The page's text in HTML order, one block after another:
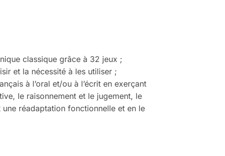
classique grâce à 32 jeux ;
et la nécessité à les utiliser ;
à l’oral et/ou à l’écrit en exerçant
le raisonnement et le jugement, le
réadaptation fonctionnelle et en le